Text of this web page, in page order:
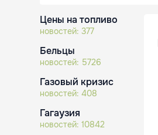
Цены на топливо
новостей: 377
Бельцы
новостей: 5726
Газовый кризис
новостей: 408
Гагаузия
новостей: 10842